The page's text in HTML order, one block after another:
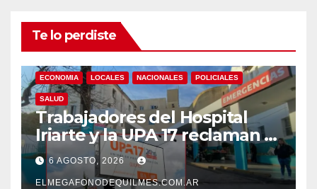
Te lo perdiste
ECONOMIA LOCALES NACIONALES POLICIALES
SALUD
Trabajadores del Hospital
Iriarte y la UPA 17 reclaman el
pase a planta de becarios y
mejoras laborales
6 AGOSTO, 2026
ELMEGAFONODEQUILMES.COM.AR